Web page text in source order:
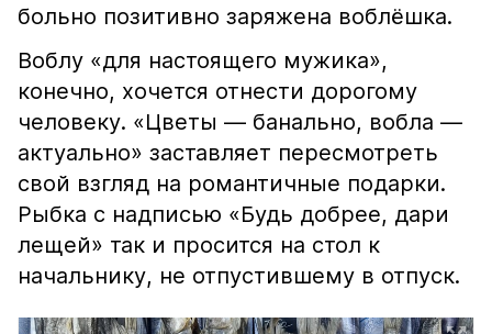
больно позитивно заряжена воблёшка.
Воблу «для настоящего мужика»,
конечно, хочется отнести дорогому
человеку. «Цветы — банально, вобла —
актуально» заставляет пересмотреть
свой взгляд на романтичные подарки.
Рыбка с надписью «Будь добрее, дари
лещей» так и просится на стол к
начальнику, не отпустившему в отпуск.